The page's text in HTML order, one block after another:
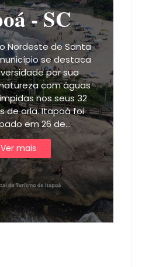
- SC
Nordeste de Santa
se destaca
por sua
com águas
nos seus 32
de orla. Itapoá foi
em 26 de…
Ver mais